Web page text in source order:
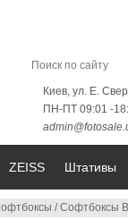
/Софтбоксы
Киев, ул. Е.
ПН-ПТ 09:01 -
ZEISS Штативы